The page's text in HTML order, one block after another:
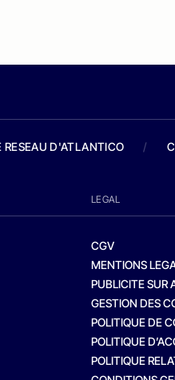
RESEAU D'ATLANTICO /
LEGAL
CGV
MENTIONS
PUBLICITE SUR
GESTION DES
POLITIQUE DE
POLITIQUE
POLITIQUE